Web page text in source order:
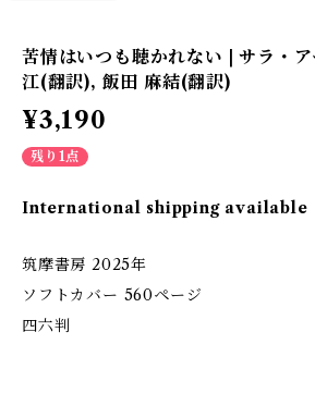
苦情はいつも聴かれない | サラ・
江(翻訳), 飯田 麻結(翻訳)
¥3,190
残り1点
International shipping available
筑摩書房 2025年
ソフトカバー 560ページ
四六判